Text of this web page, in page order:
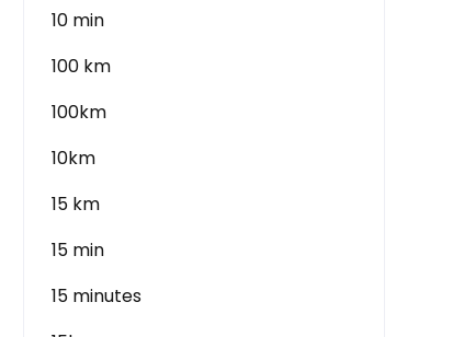
10 min
100 km
100km
10km
15 km
15 min
15 minutes